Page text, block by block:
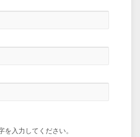
を入力してください。